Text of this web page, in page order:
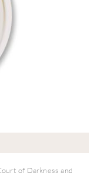
of Darkness and